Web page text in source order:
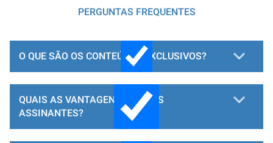
PERGUNTAS FREQUENTES
O QUE SÃO OS CONTEÚDOS EXCLUSIVOS?
QUAIS AS VANTAGENS PARA OS
ASSINANTES?